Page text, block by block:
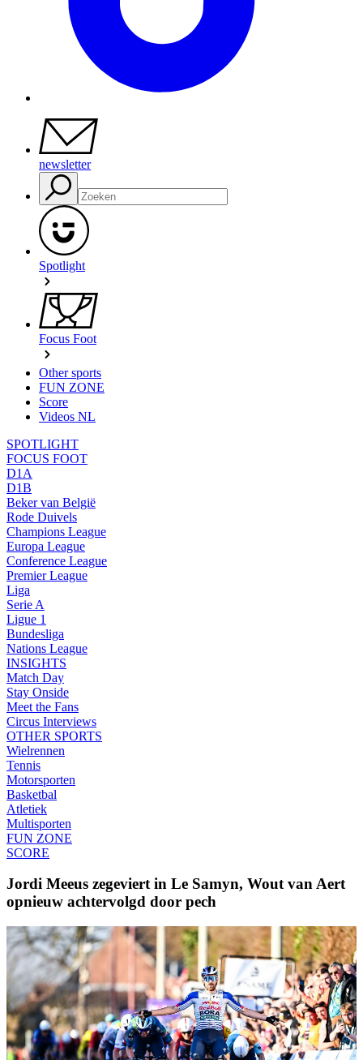
newsletter
Spotlight
Focus Foot
Other sports
FUN ZONE
Score
Videos NL
SPOTLIGHT
FOCUS FOOT
D1A
D1B
Beker van België
Rode Duivels
Champions League
Europa League
Conference League
Premier League
Liga
Serie A
Ligue 1
Bundesliga
Nations League
INSIGHTS
Match Day
Stay Onside
Meet the Fans
Circus Interviews
OTHER SPORTS
Wielrennen
Tennis
Motorsporten
Basketbal
Atletiek
Multisporten
FUN ZONE
SCORE
Jordi Meeus zegeviert in Le Samyn, Wout van Aert
opnieuw achtervolgd door pech